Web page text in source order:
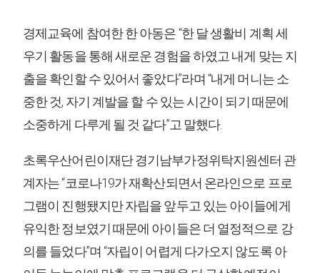
경제교육에 참여한 한 아동은 “한 달 생활비 계획 세
우기 활동을 통해 새로운 경험을 하였고 내게 맞는 지
출을 확인할 수 있어서 좋았다”라며 “내게 머니는 소
중한 것, 자기 계발을 할 수 있는 시간이 되기 때문에
소중하게 다루게 될 것 같다”고 말했다.
초록우산어린이재단 경기남부가정위탁지원센터 관
계자는 “코로나19가 재확산되면서 온라인으로 프로
그램이 진행됐지만 자립을 앞두고 있는 아이들에게
유익한 정보였기 때문에 아이들은 더 열정적으로 강
의를 들었다”며 “자립이 어렵게 다가오지 않도록 아